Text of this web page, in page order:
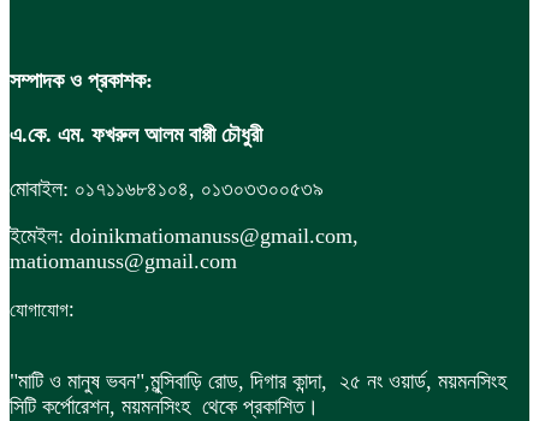
সম্পাদক ও প্রকাশক:
এ.কে. এম. ফখরুল আলম বাপ্পী চৌধুরী
মোবাইল: ০১৭১১৬৮৪১০৪, ০১৩০৩৩০০৫৩৯
ইমেইল: doinikmatiomanuss@gmail.com,
matiomanuss@gmail.com
যোগাযোগ:
"মাটি ও মানুষ ভবন",মুন্সিবাড়ি রোড, দিগার কান্দা, ২৫ নং ওয়ার্ড, ময়মনসিংহ
সিটি কর্পোরেশন, ময়মনসিংহ থেকে প্রকাশিত।